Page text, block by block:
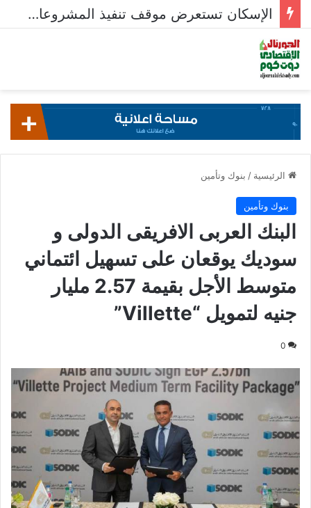
الإسكان تستعرض موقف تنفيذ المشروعات السكنية في 5 مدن جديدة
الرئيسية / بنوك وتأمين
بنوك وتأمين
البنك العربى الافريقى الدولى و
سوديك يوقعان على تسهيل ائتماني
متوسط الأجل بقيمة 2.57 مليار
جنيه لتمويل “Villette”
0